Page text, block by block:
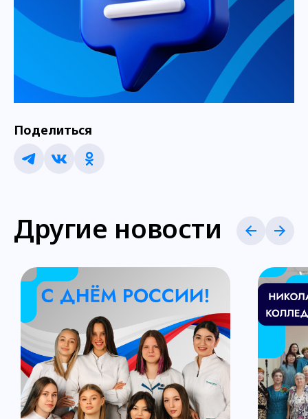
Поделиться
Другие новости